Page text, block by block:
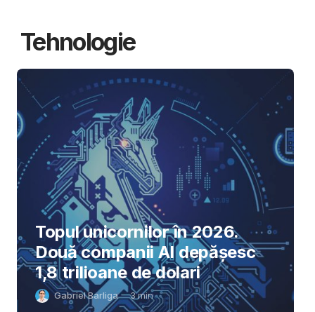
Tehnologie
Topul unicornilor în 2026.
Două companii AI depășesc
1,8 trilioane de dolari
Gabriel Barliga 3min